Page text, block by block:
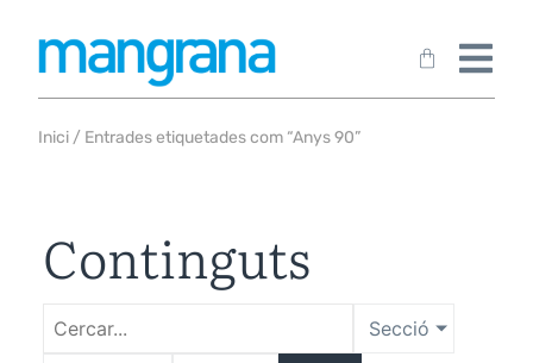
Inici / Entrades etiquetades com “Anys 90”
Continguts
Secció